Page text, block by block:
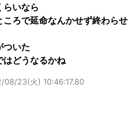
らいなら
ころで延命なんかせず終わらせ
ついた
はどうなるかね
08/23(火) 10:46:17.80